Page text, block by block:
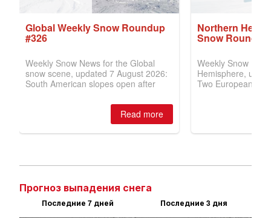
Прогноз выпадения снега
Последние 7 дней Последние 3 дня